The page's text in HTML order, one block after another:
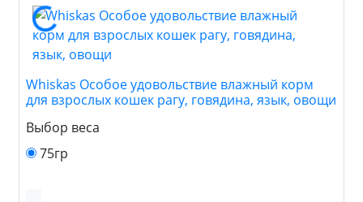
Whiskas Особое удовольствие влажный корм
для взрослых кошек рагу, говядина, язык, овощи
Выбор веса
75гр